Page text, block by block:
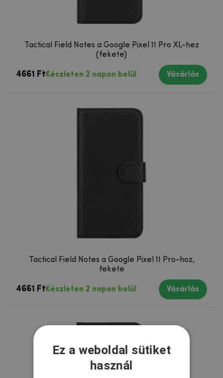
Tactical Field Notes a Google Pixel 11 Pro XL-hez
(fekete)
4661 Ft Készleten 2 napon belül Vásárlás
Tactical Field Notes a Google Pixel 11 Pro-hoz,
fekete
4661 Ft Készleten 2 napon belül Vásárlás
Ez a weboldal sütiket
használ